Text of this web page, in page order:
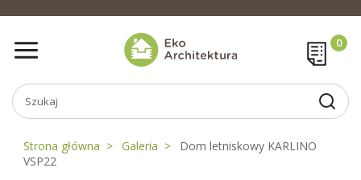
Strona główna Galeria
Dom letniskowy KARLINO
VSP22